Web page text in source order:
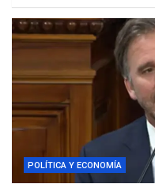
POLÍTICA Y ECONOMÍA